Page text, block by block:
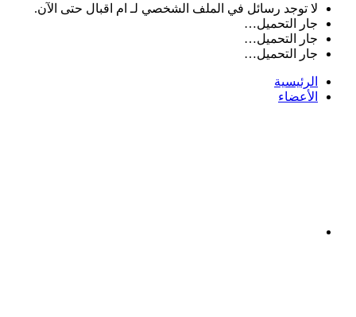
لا توجد رسائل في الملف الشخصي لـ ام اقبال حتى الآن.
جار التحميل…
جار التحميل…
جار التحميل…
الرئيسية
الأعضاء